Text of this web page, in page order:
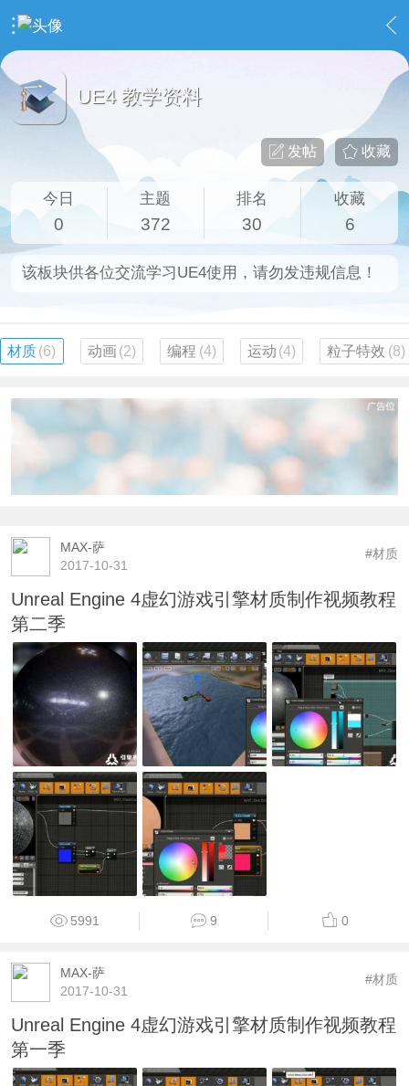
UnrealEngine 4 专区 › UE4 教学资料
UE4 教学资料
收藏
发帖
今日
0
主题
372
排名
30
收藏
6
该板块供各位交流学习UE4使用，请勿发违规信息！
材质(6) 动画(2) 编程 (4) 运动 (4) 粒子特效 (8)
MAX-萨
2017-10-31
#材质
Unreal Engine 4虚幻游戏引擎材质制作视频教程
第二季
5991 9 0
MAX-萨
2017-10-31
#材质
Unreal Engine 4虚幻游戏引擎材质制作视频教程
第一季